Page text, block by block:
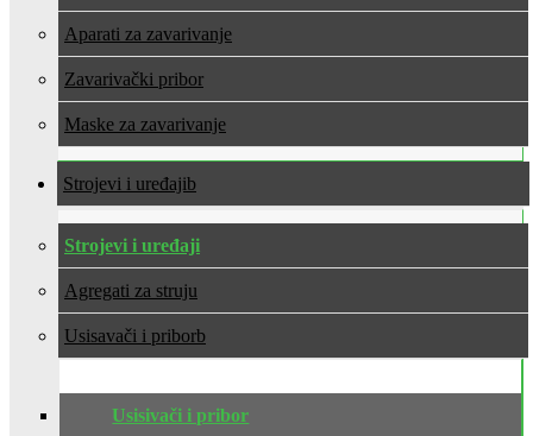
Aparati za zavarivanje
Zavarivački pribor
Maske za zavarivanje
Strojevi i uređaji
Strojevi i uređaji
Agregati za struju
Usisavači i pribor
Usisivači i pribor